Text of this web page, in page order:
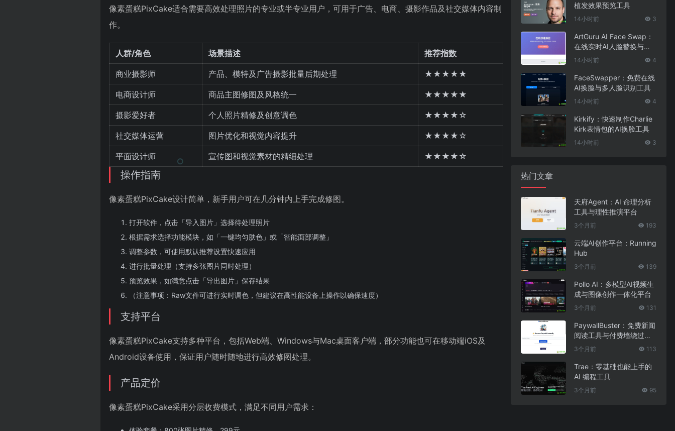
像素蛋糕PixCake适合需要高效处理照片的专业或半专业用户，可用于广告、电商、摄影作品及社交媒体内容制
作。
人群/角色 场景描述 推荐指数
商业摄影师 产品、模特及广告摄影批量后期处理 ★★★★★
电商设计师 商品主图修图及风格统一 ★★★★★
摄影爱好者 个人照片精修及创意调色 ★★★★☆
社交媒体运营 图片优化和视觉内容提升 ★★★★☆
平面设计师 宣传图和视觉素材的精细处理 ★★★★☆
操作指南
像素蛋糕PixCake设计简单，新手用户可在几分钟内上手完成修图。
打开软件，点击「导入图片」选择待处理照片
根据需求选择功能模块，如「一键均匀肤色」或「智能面部调整」
调整参数，可使用默认推荐设置快速应用
进行批量处理（支持多张图片同时处理）
预览效果，如满意点击「导出图片」保存结果
（注意事项：Raw文件可进行实时调色，但建议在高性能设备上操作以确保速度）
支持平台
像素蛋糕PixCake支持多种平台，包括Web端、Windows与Mac桌面客户端，部分功能也可在移动端iOS及
Android设备使用，保证用户随时随地进行高效修图处理。
产品定价
像素蛋糕PixCake采用分层收费模式，满足不同用户需求：
植发效果预览工具
14小时前 3
ArtGuru AI Face Swap：
在线实时AI人脸替换与照
片编辑工具
14小时前 4
FaceSwapper：免费在线
AI换脸与多人脸识别工具
14小时前 4
Kirkify：快速制作Charlie
Kirk表情包的AI换脸工具
14小时前 3
热门文章
天府Agent：AI 命理分析
工具与理性推演平台
3个月前 193
云端AI创作平台：Running
Hub
3个月前 139
Pollo AI：多模型AI视频生
成与图像创作一体化平台
3个月前 131
PaywallBuster：免费新闻
阅读工具与付费墙绕过助
手
3个月前 113
Trae：零基础也能上手的
AI 编程工具
3个月前 95